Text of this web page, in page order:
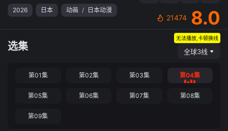
2026 日本 动画 / 日本动漫
21474 8.0
选集
无法播放,卡顿换线
全球3线
第01集 第02集 第03集 第04集
第05集 第06集 第07集 第08集
第09集